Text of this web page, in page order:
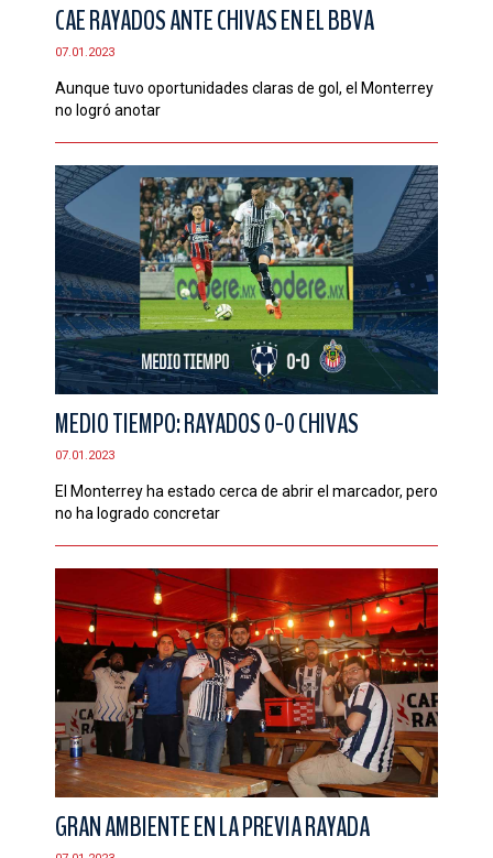
CAE RAYADOS ANTE CHIVAS EN EL BBVA
07.01.2023
Aunque tuvo oportunidades claras de gol, el Monterrey
no logró anotar
MEDIO TIEMPO: RAYADOS 0-0 CHIVAS
07.01.2023
El Monterrey ha estado cerca de abrir el marcador, pero
no ha logrado concretar
GRAN AMBIENTE EN LA PREVIA RAYADA